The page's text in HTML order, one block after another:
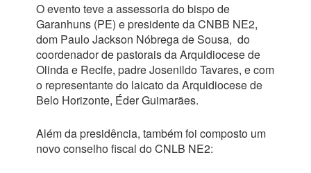
O evento teve a assessoria do bispo de
Garanhuns (PE) e presidente da CNBB NE2,
dom Paulo Jackson Nóbrega de Sousa, do
coordenador de pastorais da Arquidiocese de
Olinda e Recife, padre Josenildo Tavares, e com
o representante do laicato da Arquidiocese de
Belo Horizonte, Éder Guimarães.
Além da presidência, também foi composto um
novo conselho fiscal do CNLB NE2: